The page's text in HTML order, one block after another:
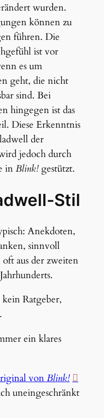
wurden.
können zu
führen. Die
ist vor
es um
geht, die nicht
sind. Bei
hingegen ist das
Diese Erkenntnis
der
jedoch durch
inBlink!gestützt.
Stil
Anekdoten,
sinnvoll
aus der zweiten
Ratgeber,
ein klares
vonBlink!
uneingeschränkt